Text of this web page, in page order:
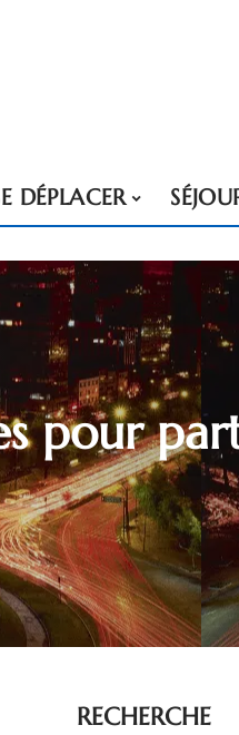
DÉPLACER
pour
RECHERCHE